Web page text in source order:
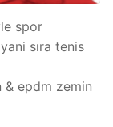
spor
sıra tenis
& epdm zemin